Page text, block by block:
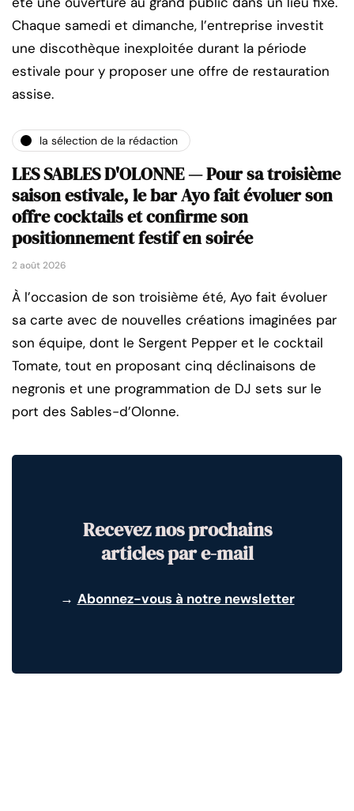
Chaque samedi et dimanche, l’entreprise investit
une discothèque inexploitée durant la période
estivale pour y proposer une offre de restauration
assise.
la sélection de la rédaction
LES SABLES D'OLONNE — Pour sa troisième
saison estivale, le bar Ayo fait évoluer son
offre cocktails et confirme son
positionnement festif en soirée
2 août 2026
À l’occasion de son troisième été, Ayo fait évoluer
sa carte avec de nouvelles créations imaginées par
son équipe, dont le Sergent Pepper et le cocktail
Tomate, tout en proposant cinq déclinaisons de
negronis et une programmation de DJ sets sur le
port des Sables-d’Olonne.
Recevez nos prochains
articles par e-mail
→ Abonnez-vous à notre newsletter